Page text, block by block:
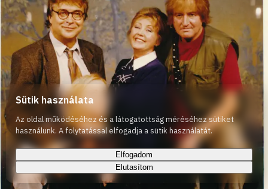
Sütik használata
Az oldal működéséhez és a látogatottság méréséhez sütiket
használunk. A folytatással elfogadja a sütik használatát.
Elfogadom
Elutasítom